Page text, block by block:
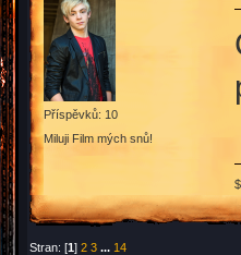
Příspěvků: 10
Miluji Film mých snů!
$
Stran: [1]2 3 ... 14